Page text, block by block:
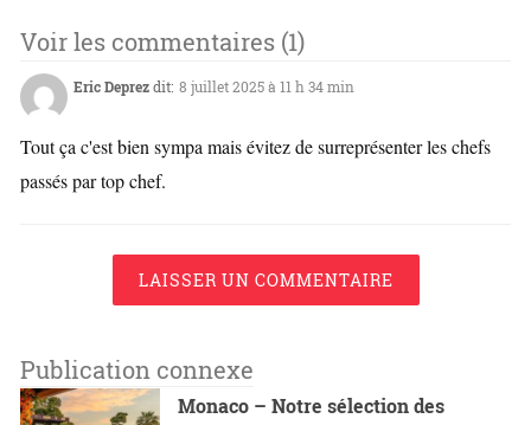
Voir les commentaires (1)
Eric Deprezdit: 8 juillet 2025 à 11 h 34 min
Tout ça c'est bien sympa mais évitez de surreprésenter les chefs
passés par top chef.
LAISSER UN COMMENTAIRE
Publication connexe
Monaco – Notre sélection des